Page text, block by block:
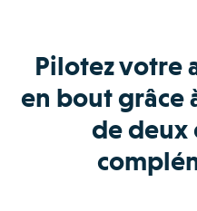
Pilotez votre
en bout grâce
de deux